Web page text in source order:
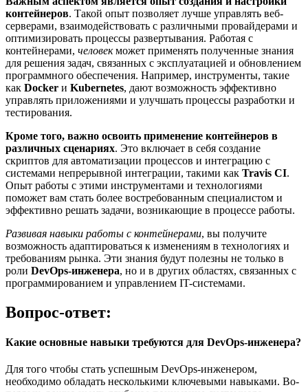
контейнеров. Такой опыт позволяет лучше управлять веб-
серверами, взаимодействовать с различными провайдерами и
оптимизировать процессы развертывания. Работая с
контейнерами, человекможет применять полученные знания
для решения задач, связанных с эксплуатацией и обновлением
программного обеспечения. Например, инструменты, такие
как Docker и Kubernetes, дают возможность эффективно
управлять приложениями и улучшать процессы разработки и
тестирования.
Кроме того, важно освоить применение контейнеров в
различных сценариях. Это включает в себя создание
скриптов для автоматизации процессов и интеграцию с
системами непрерывной интеграции, такими как Travis CI.
Опыт работы с этими инструментами и технологиями
поможет вам стать более востребованным специалистом и
эффективно решать задачи, возникающие в процессе работы.
Развивая навыки работы с контейнерами, вы получите
возможность адаптироваться к изменениям в технологиях и
требованиям рынка. Эти знания будут полезны не только в
роли DevOps-инженера, но и в других областях, связанных с
программированием и управлением IT-системами.
Вопрос-ответ:
Какие основные навыки требуются для DevOps-инженера?
Для того чтобы стать успешным DevOps-инженером,
необходимо обладать несколькими ключевыми навыками. Во-